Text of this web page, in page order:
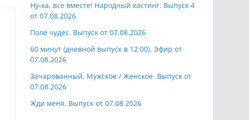
Ну-ка, все вместе! Народный кастинг. Выпуск 4
от 07.08.2026
Поле чудес. Выпуск от 07.08.2026
60 минут (дневной выпуск в 12:00). Эфир от
07.08.2026
Зачарованный. Мужское / Женское. Выпуск от
07.08.2026
Жди меня. Выпуск от 07.08.2026